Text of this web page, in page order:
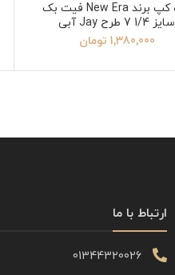
کلاه کپ برند New Era فیت بک
سایز 1/4 7 طرح Jay آبی
1,380,000 تومان
ارتباط با ما
01344320026